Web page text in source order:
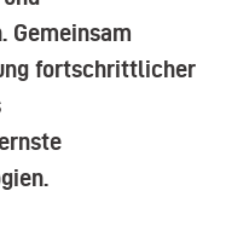
Gemeinsam
fortschrittlicher